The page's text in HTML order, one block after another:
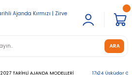
ARA
2027 TARİHLİ AJANDA MODELLERİ 17x24 Üsküdar